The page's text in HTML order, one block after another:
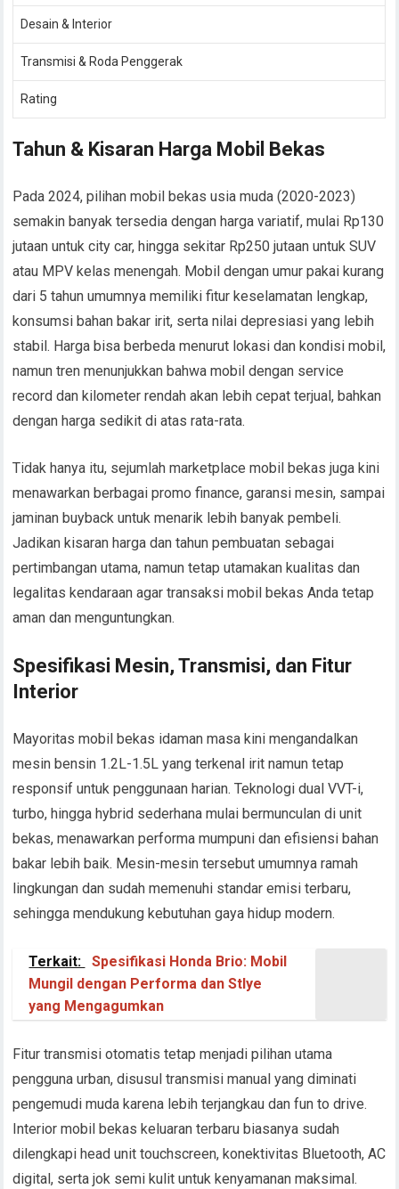
Desain & Interior
Transmisi & Roda Penggerak
Rating
Tahun & Kisaran Harga Mobil Bekas
Pada 2024, pilihan mobil bekas usia muda (2020-2023)
semakin banyak tersedia dengan harga variatif, mulai Rp130
jutaan untuk city car, hingga sekitar Rp250 jutaan untuk SUV
atau MPV kelas menengah. Mobil dengan umur pakai kurang
dari 5 tahun umumnya memiliki fitur keselamatan lengkap,
konsumsi bahan bakar irit, serta nilai depresiasi yang lebih
stabil. Harga bisa berbeda menurut lokasi dan kondisi mobil,
namun tren menunjukkan bahwa mobil dengan service
record dan kilometer rendah akan lebih cepat terjual, bahkan
dengan harga sedikit di atas rata-rata.
Tidak hanya itu, sejumlah marketplace mobil bekas juga kini
menawarkan berbagai promo finance, garansi mesin, sampai
jaminan buyback untuk menarik lebih banyak pembeli.
Jadikan kisaran harga dan tahun pembuatan sebagai
pertimbangan utama, namun tetap utamakan kualitas dan
legalitas kendaraan agar transaksi mobil bekas Anda tetap
aman dan menguntungkan.
Spesifikasi Mesin, Transmisi, dan Fitur
Interior
Mayoritas mobil bekas idaman masa kini mengandalkan
mesin bensin 1.2L-1.5L yang terkenal irit namun tetap
responsif untuk penggunaan harian. Teknologi dual VVT-i,
turbo, hingga hybrid sederhana mulai bermunculan di unit
bekas, menawarkan performa mumpuni dan efisiensi bahan
bakar lebih baik. Mesin-mesin tersebut umumnya ramah
lingkungan dan sudah memenuhi standar emisi terbaru,
sehingga mendukung kebutuhan gaya hidup modern.
Terkait:
Spesifikasi Honda Brio: Mobil
Mungil dengan Performa dan Stlye
yang Mengagumkan
Fitur transmisi otomatis tetap menjadi pilihan utama
pengguna urban, disusul transmisi manual yang diminati
pengemudi muda karena lebih terjangkau dan fun to drive.
Interior mobil bekas keluaran terbaru biasanya sudah
dilengkapi head unit touchscreen, konektivitas Bluetooth, AC
digital, serta jok semi kulit untuk kenyamanan maksimal.